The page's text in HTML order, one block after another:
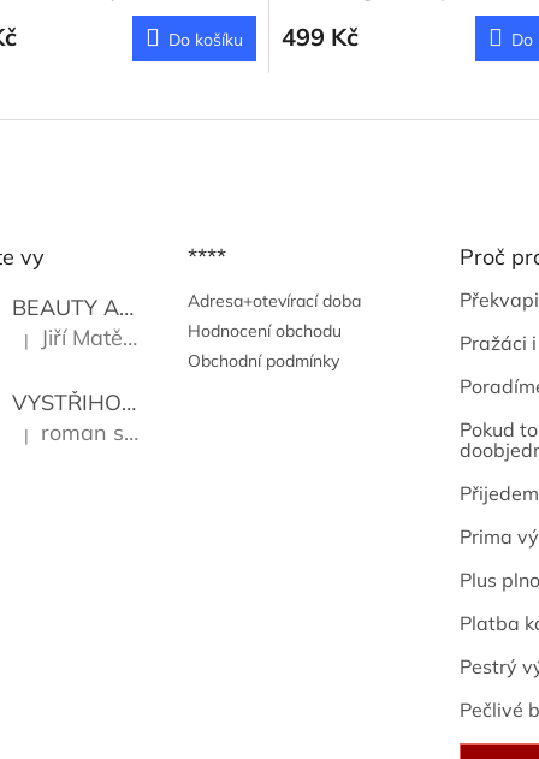
Do košíku 499 Kč Do
vy
BEAUTY AND THE BEAT
Go Go's
Hodnocení produktu je 5 z 5 hvězdiček.
| Jiří Matějů
VYSTŘIHOVÁNKY - PRAŽSKÉ PAMÁTKY Kropáček
Hodnocení produktu je 5 z 5 hvězdiček.
| roman sekanina
****
Adresa+otevírací doba
Hodnocení obchodu
Obchodní podmínky
Proč
Pražáci
Pokud
Prima
Plus
Platba
Pestrý
Pečlivé